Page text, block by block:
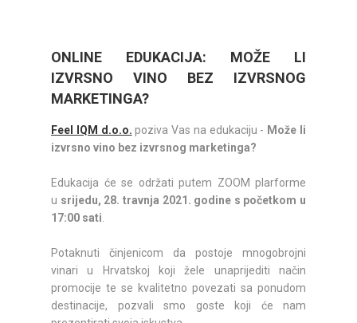
ONLINE EDUKACIJA: MOŽE LI
IZVRSNO VINO BEZ IZVRSNOG
MARKETINGA?
Feel IQM d.o.o. poziva Vas na edukaciju - Može li
izvrsno vino bez izvrsnog marketinga?
Edukacija će se održati putem ZOOM plarforme
u srijedu, 28. travnja 2021. godine s početkom u
17:00 sati
Potaknuti činjenicom da postoje mnogobrojni
vinari u Hrvatskoj koji žele unaprijediti način
promocije te se kvalitetno povezati sa ponudom
destinacije, pozvali smo goste koji će nam